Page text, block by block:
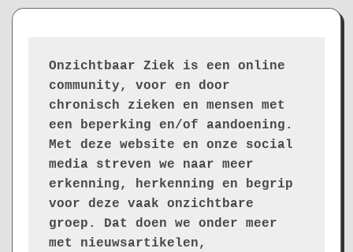
Onzichtbaar Ziek is een online
community, voor en door
chronisch zieken en mensen met
een beperking en/of aandoening.
Met deze website en onze social
media streven we naar meer
erkenning, herkenning en begrip
voor deze vaak onzichtbare
groep. Dat doen we onder meer
met nieuwsartikelen,